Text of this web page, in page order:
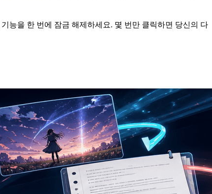
능을 한 번에 잠금 해제하세요. 몇 번만 클릭하면 당신의 다